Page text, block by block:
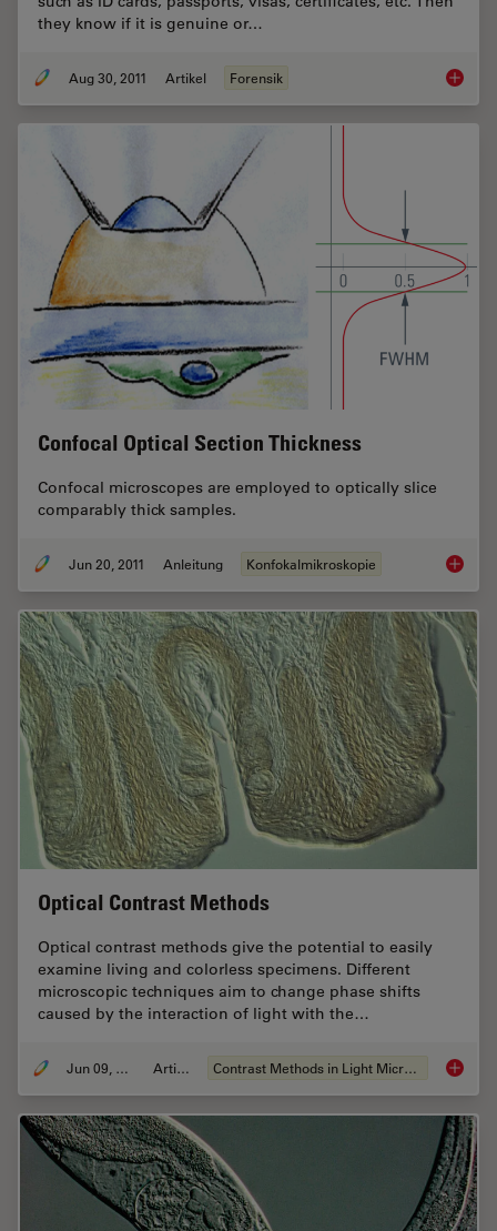
they know if it is genuine or…
Aug 30, 2011 Artikel Forensik Is that
Confocal Optical Section Thickness
Confocal microscopes are employed to optically slice
comparably thick samples.
Jun 20, 2011 Anleitung Konfokalmikroskopie
Optical Contrast Methods
Optical contrast methods give the potential to easily
examine living and colorless specimens. Different
microscopic techniques aim to change phase shifts
caused by the interaction of light with the…
Jun 09, 2011 Artikel Contrast Methods in Light Microscopy Optical